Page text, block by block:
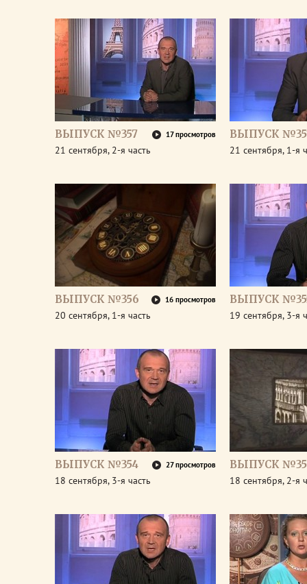
ВЫПУСК №357 17 просмотров
21 сентября, 2-я часть
ВЫПУСК
21 сентября, 1-я
ВЫПУСК №356 16 просмотров
20 сентября, 1-я часть
ВЫПУСК
19 сентября, 3-я
ВЫПУСК №354 27 просмотров
18 сентября, 3-я часть
ВЫПУСК
18 сентября, 2-я